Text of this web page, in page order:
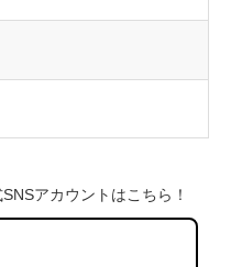
アカウントはこちら！